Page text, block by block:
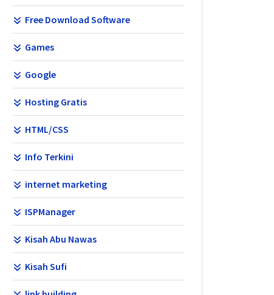
Free Download Software
Games
Google
Hosting Gratis
HTML/CSS
Info Terkini
internet marketing
ISPManager
Kisah Abu Nawas
Kisah Sufi